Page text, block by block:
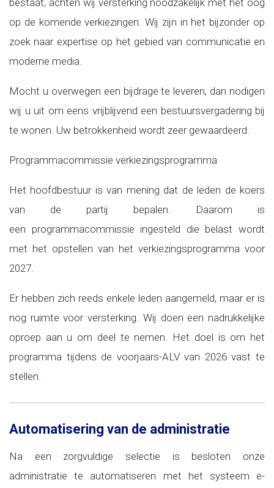
bestaat, achten wij versterking noodzakelijk met het oog
op de komende verkiezingen. Wij zijn in het bijzonder op
zoek naar expertise op het gebied van communicatie en
moderne media.
Mocht u overwegen een bijdrage te leveren, dan nodigen
wij u uit om eens vrijblijvend een bestuursvergadering bij
te wonen. Uw betrokkenheid wordt zeer gewaardeerd.
Programmacommissie verkiezingsprogramma
Het hoofdbestuur is van mening dat de leden de koers
van de partij bepalen. Daarom is
een programmacommissie ingesteld die belast wordt
met het opstellen van het verkiezingsprogramma voor
2027.
Er hebben zich reeds enkele leden aangemeld, maar er is
nog ruimte voor versterking. Wij doen een nadrukkelijke
oproep aan u om deel te nemen. Het doel is om het
programma tijdens de voorjaars-ALV van 2026 vast te
stellen.
Automatisering van de administratie
Na een zorgvuldige selectie is besloten onze
administratie te automatiseren met het systeem e-